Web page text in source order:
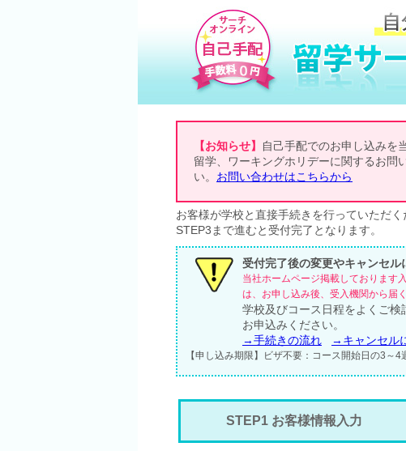
【お知らせ】
自己手配でのお申し込みを
留学、ワーキングホリデーに関するお問
い。 お問い合わせはこちらから
お客様が学校と直接手続きを行っていただ
STEP3まで進むと受付完了となります。
受付完了後の変更やキャンセル
当社ホームページ掲載しております
は、お申し込み後、受入機関から届
学校及びコース日程をよくご
お申込みください。
→手続きの流れ
→キャンセル
【申し込み期限】ビザ不要：コース開始日の3～
STEP1 お客様情報入力